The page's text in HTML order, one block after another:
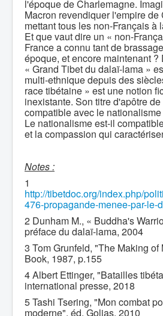
l'époque de Charlemagne.
Macron revendiquer l'empire de
mettant tous les non-Français à
Et que vaut dire un « non-
France a connu tant de
époque, et encore maintenant ?
« Grand Tibet du dalaï-lama »
multi-ethnique depuis des
race tibétaine » est une notion
inexistante. Son titre d'apôtre
compatible avec le
Le nationalisme est-il
et la compassion qui
Notes :
1
http://tibetdoc.org/index.php/
476-propagande-menee-par-le-
2 Dunham M., « Buddha's
préface du dalaï-lama, 2004
3 Tom Grunfeld, "The Making
Book, 1987, p.155
4 Albert Ettinger, "Batailles
international presse, 2018
5 Tashi Tsering, "Mon combat
moderne", éd. Golias, 2010